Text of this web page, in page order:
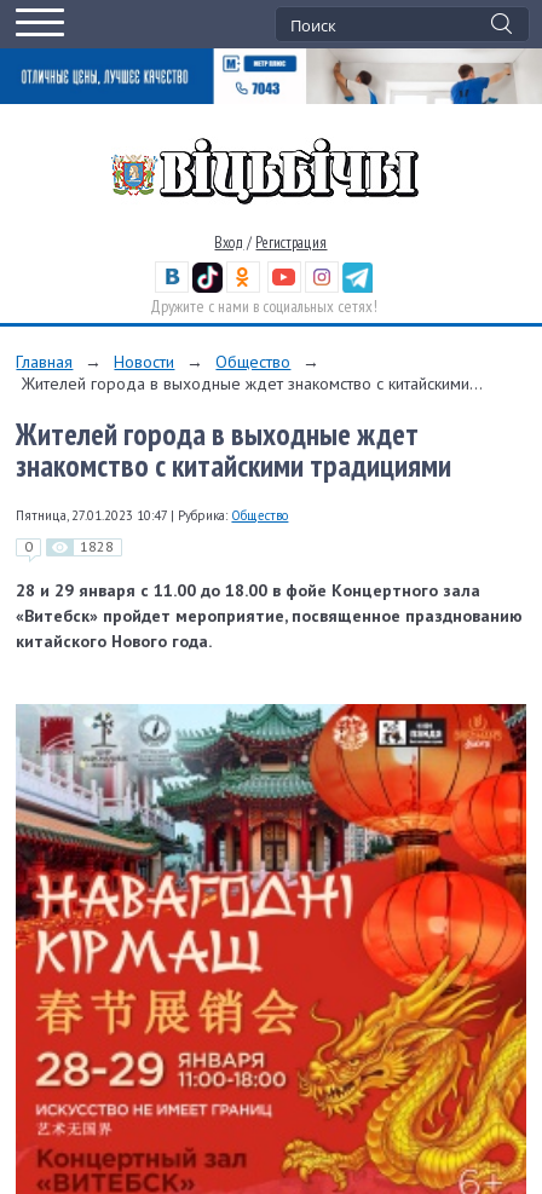
Вход / Регистрация
Дружите с нами в социальных сетях!
Главная → Новости → Общество
→
Жителей города в выходные ждет знакомство с китайскими...
Жителей города в выходные ждет
знакомство с китайскими традициями
Пятница, 27.01.2023 10:47 | Рубрика: Общество
0 1828
28 и 29 января с 11.00 до 18.00 в фойе Концертного зала
«Витебск» пройдет мероприятие, посвященное празднованию
китайского Нового года.